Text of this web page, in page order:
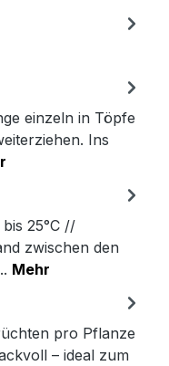
einzeln in Töpfe
Ins
25°C //
zwischen den
Mehr
pro Pflanze
– ideal zum